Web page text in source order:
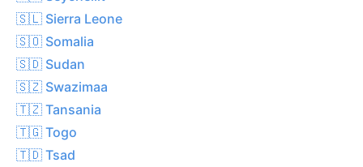
🇸🇱 Sierra Leone
🇸🇴 Somalia
🇸🇩 Sudan
🇸🇿 Swazimaa
🇹🇿 Tansania
🇹🇬 Togo
🇹🇩 Tsad